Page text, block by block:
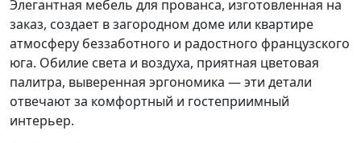
Элегантная мебель для прованса, изготовленная на
заказ, создает в загородном доме или квартире
атмосферу беззаботного и радостного французского
юга. Обилие света и воздуха, приятная цветовая
палитра, выверенная эргономика — эти детали
отвечают за комфортный и гостеприимный
интерьер.